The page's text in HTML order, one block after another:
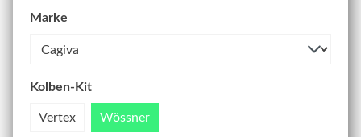
Marke
Kolben-Kit
Vertex Wössner